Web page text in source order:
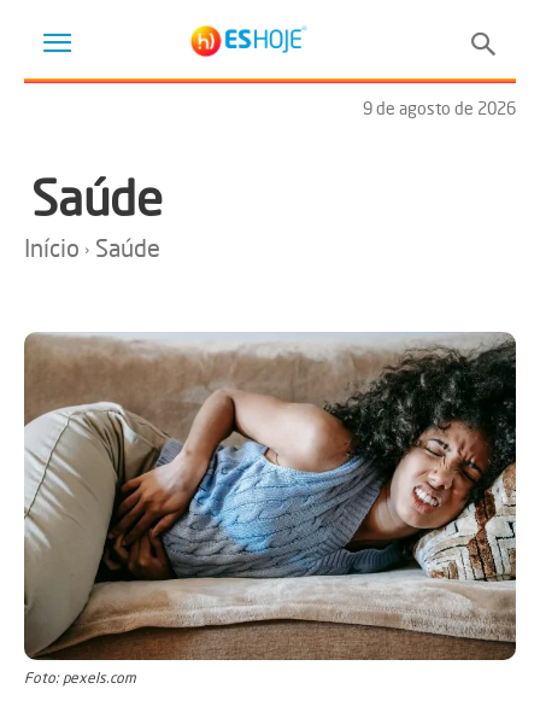
9 de agosto de 2026
Saúde
Início Saúde
Foto: pexels.com